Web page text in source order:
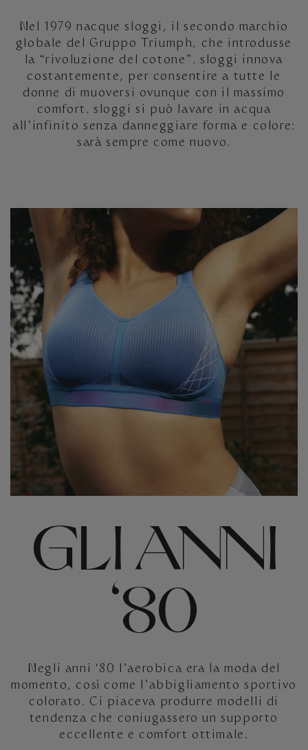
Nel 1979 nacque sloggi, il secondo marchio
globale del Gruppo Triumph, che introdusse
la “rivoluzione del cotone”. sloggi innova
costantemente, per consentire a tutte le
donne di muoversi ovunque con il massimo
comfort. sloggi si può lavare in acqua
all’infinito senza danneggiare forma e colore:
sarà sempre come nuovo.
GLI ANNI
‘80
Negli anni ‘80 l’aerobica era la moda del
momento, così come l’abbigliamento sportivo
colorato. Ci piaceva produrre modelli di
tendenza che coniugassero un supporto
eccellente e comfort ottimale.